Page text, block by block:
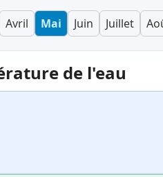
Avril Mai Juin Juillet
de l'eau